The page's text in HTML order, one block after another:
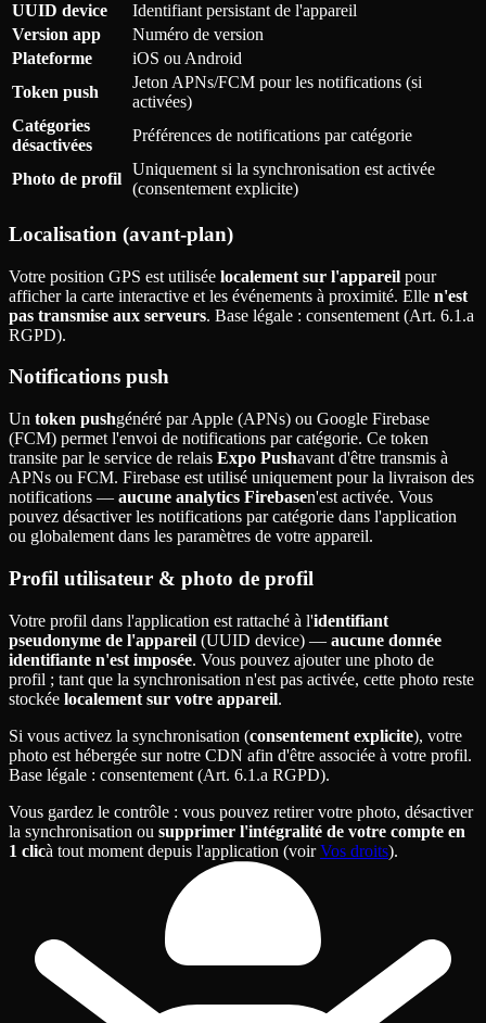
UUID device
Identifiant persistant de l'appareil
Version app
Numéro de version
Plateforme
iOS ou Android
Token push
Jeton APNs/FCM pour les notifications (si
activées)
Catégories
désactivées
Préférences de notifications par catégorie
Photo de profil
Uniquement si la synchronisation est activée
(consentement explicite)
Localisation (avant-plan)
Votre position GPS est utilisée localement sur l'appareil pour
afficher la carte interactive et les événements à proximité. Elle n'est
pas transmise aux serveurs. Base légale : consentement (Art. 6.1.a
RGPD).
Notifications push
Un token pushgénéré par Apple (APNs) ou Google Firebase
(FCM) permet l'envoi de notifications par catégorie. Ce token
transite par le service de relais Expo Pushavant d'être transmis à
APNs ou FCM. Firebase est utilisé uniquement pour la livraison des
notifications — aucune analytics Firebasen'est activée. Vous
pouvez désactiver les notifications par catégorie dans l'application
ou globalement dans les paramètres de votre appareil.
Profil utilisateur & photo de profil
Votre profil dans l'application est rattaché à l'identifiant
pseudonyme de l'appareil (UUID device) — aucune donnée
identifiante n'est imposée. Vous pouvez ajouter une photo de
profil ; tant que la synchronisation n'est pas activée, cette photo reste
stockée localement sur votre appareil.
Si vous activez la synchronisation (consentement explicite), votre
photo est hébergée sur notre CDN afin d'être associée à votre profil.
Base légale : consentement (Art. 6.1.a RGPD).
Vous gardez le contrôle : vous pouvez retirer votre photo, désactiver
la synchronisation ou supprimer l'intégralité de votre compte en
1 clicà tout moment depuis l'application (voir Vos droits).